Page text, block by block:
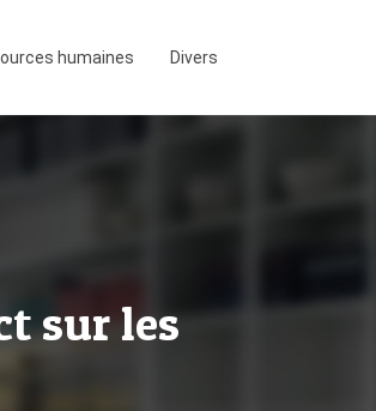
humaines Divers
sur les